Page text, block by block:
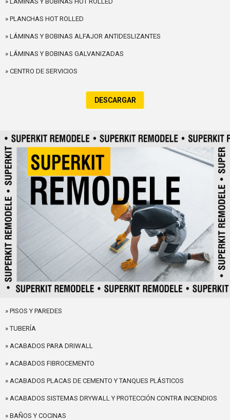
» PLANCHAS HOT ROLLED
» LÁMINAS Y BOBINAS ALFAJOR ANTIDESLIZANTES
» LÁMINAS Y BOBINAS GALVANIZADAS
» CENTRO DE SERVICIOS
DESCARGAR
» PISOS Y PAREDES
» TUBERÍA
» ACABADOS PARA DRIWALL
» ACABADOS FIBROCEMENTO
» ACABADOS PLACAS DE CEMENTO Y TANQUES PLÁSTICOS
» ACABADOS SISTEMAS DRYWALL Y PROTECCIÓN CONTRA INCENDIOS
» BAÑOS Y COCINAS